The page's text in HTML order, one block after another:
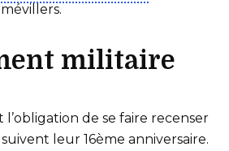
militaire
l’obligation de se faire recenser
leur 16ème anniversaire.